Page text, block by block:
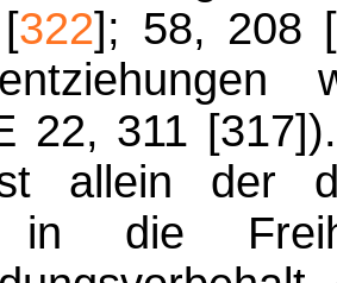
322]; 58, 208 [
22, 311
allein der
in die